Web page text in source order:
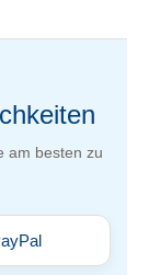
am besten zu